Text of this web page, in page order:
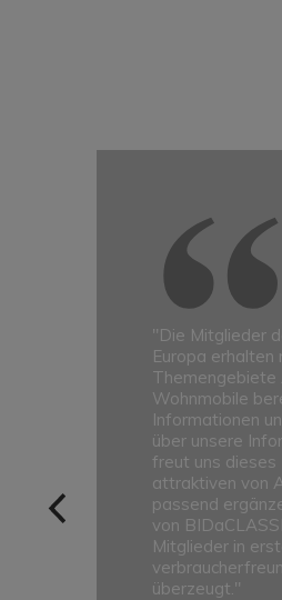
"Die Mitglieder
Europa erhalten
Themengebiete
Wohnmobile
Informationen
über unsere
freut uns
attraktiven von
passend
von
Mitglieder in
überzeugt."